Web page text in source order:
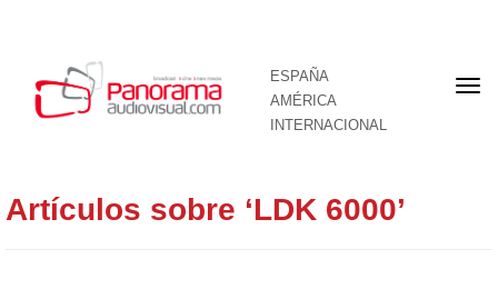
ESPAÑA
AMÉRICA
INTERNACIONAL
Artículos sobre ‘LDK 6000’